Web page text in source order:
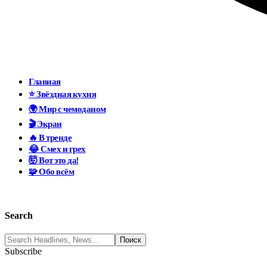
Главная
⭐ Звёздная кухня
🌍 Мир с чемоданом
🎬 Экран
🔥 В тренде
😂 Смех и грех
🤯 Вот это да!
🧩 Обо всём
Search
Subscribe